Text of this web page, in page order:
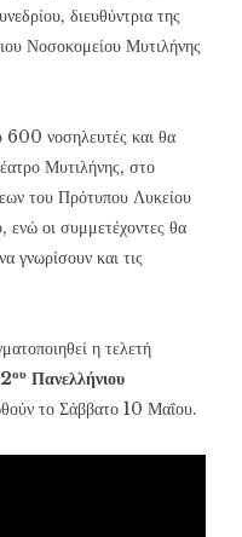
διευθύντρια της
Νοσοκομείου Μυτιλήνης
600 νοσηλευτές και θα
Μυτιλήνης, στο
του Πρότυπου Λυκείου
ενώ οι συμμετέχοντες θα
γνωρίσουν και τις
η τελετή
ου Πανελλήνιου
το Σάββατο 10 Μαΐου.